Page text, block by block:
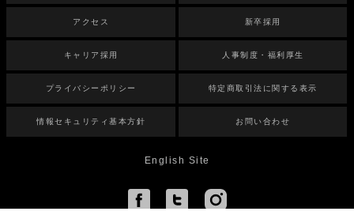
アクセス 新卒採用
キャリア採用 人事制度・福利厚生
プライバシーポリシー 特定商取引法に関する表示
情報セキュリティ基本方針 お問い合わせ
English Site